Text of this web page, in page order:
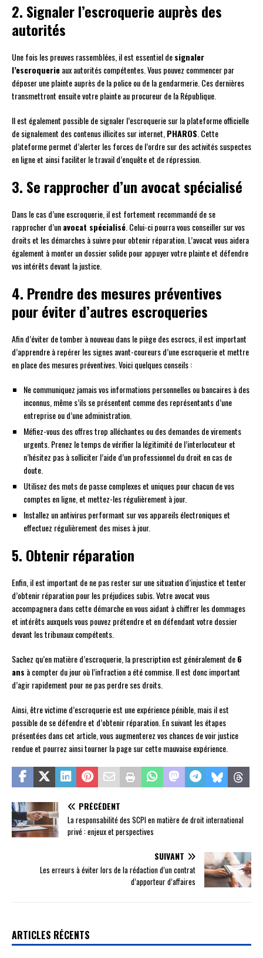
2. Signaler l’escroquerie auprès des
autorités
Une fois les preuves rassemblées, il est essentiel designaler
l’escroquerieaux autorités compétentes. Vous pouvez commencer par
déposer une plainte auprès de la police ou de la gendarmerie. Ces dernières
transmettront ensuite votre plainte au procureur de la République.
Il est également possible de signaler l’escroquerie sur la plateforme officielle
de signalement des contenus illicites sur internet,PHAROS. Cette
plateforme permet d’alerter les forces de l’ordre sur des activités suspectes
en ligne et ainsi faciliter le travail d’enquête et de répression.
3. Se rapprocher d’un avocat spécialisé
Dans le cas d’une escroquerie, il est fortement recommandé de se
rapprocher d’unavocat spécialisé. Celui-ci pourra vous conseiller sur vos
droits et les démarches à suivre pour obtenir réparation. L’avocat vous aidera
également à monter un dossier solide pour appuyer votre plainte et défendre
vos intérêts devant la justice.
4. Prendre des mesures préventives
pour éviter d’autres escroqueries
Afin d’éviter de tomber à nouveau dans le piège des escrocs, il est important
d’apprendre à repérer les signes avant-coureurs d’une escroquerie et mettre
en place des mesures préventives. Voici quelques conseils :
Ne communiquez jamais vos informations personnelles ou bancaires à des
inconnus, même s’ils se présentent comme des représentants d’une
entreprise ou d’une administration.
Méfiez-vous des offres trop alléchantes ou des demandes de virements
urgents. Prenez le temps de vérifier la légitimité de l’interlocuteur et
n’hésitez pas à solliciter l’aide d’un professionnel du droit en cas de
doute.
Utilisez des mots de passe complexes et uniques pour chacun de vos
comptes en ligne, et mettez-les régulièrement à jour.
Installez un antivirus performant sur vos appareils électroniques et
effectuez régulièrement des mises à jour.
5. Obtenir réparation
Enfin, il est important de ne pas rester sur une situation d’injustice et tenter
d’obtenir réparation pour les préjudices subis. Votre avocat vous
accompagnera dans cette démarche en vous aidant à chiffrer les dommages
et intérêts auxquels vous pouvez prétendre et en défendant votre dossier
devant les tribunaux compétents.
Sachez qu’en matière d’escroquerie, la prescription est généralement de6
ans à compter du jour où l’infraction a été commise. Il est donc important
d’agir rapidement pour ne pas perdre ses droits.
Ainsi, être victime d’escroquerie est une expérience pénible, mais il est
possible de se défendre et d’obtenir réparation. En suivant les étapes
présentées dans cet article, vous augmenterez vos chances de voir justice
rendue et pourrez ainsi tourner la page sur cette mauvaise expérience.
PRÉCÉDENT
La responsabilité des SCPI en matière de droit international
privé : enjeux et perspectives
SUIVANT
Les erreurs à éviter lors de la rédaction d’un contrat
d’apporteur d’affaires
ARTICLES RÉCENTS